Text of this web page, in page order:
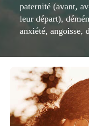
paternité (avant,
leur départ),
anxiété,